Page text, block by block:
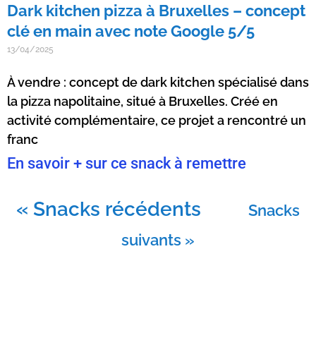
Dark kitchen pizza à Bruxelles – concept
clé en main avec note Google 5/5
13/04/2025
À vendre : concept de dark kitchen spécialisé dans
la pizza napolitaine, situé à Bruxelles. Créé en
activité complémentaire, ce projet a rencontré un
franc
En savoir + sur ce snack à remettre
« Snacks récédents
Snacks
suivants »